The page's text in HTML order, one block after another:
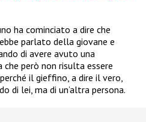
ha cominciato a dire che
parlato della giovane e
di avere avuto una
che però non risulta essere
il gieffino, a dire il vero,
di lei, ma di un’altra persona.